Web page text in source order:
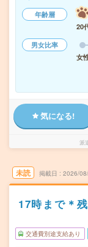
年齢層
20
男女比率
女
気になる!
派
未読 掲載日 2026/
17時まで＊
交通費別途支給あり